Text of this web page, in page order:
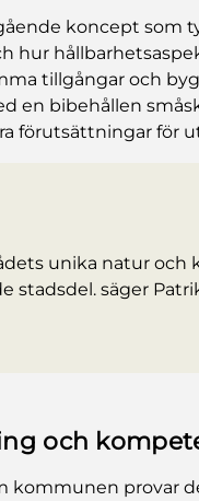
koncept som
hur
tillgångar och
en bibehållen
förutsättningar för
unika natur
stadsdel. säger
och
kommunen provar